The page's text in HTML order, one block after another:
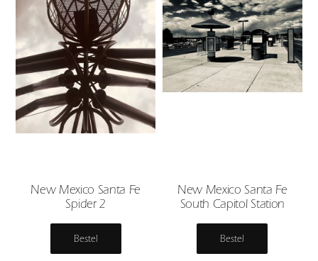
New Mexico Santa Fe
Spider 2
Bestel
New Mexico Santa Fe
South Capitol Station
Bestel